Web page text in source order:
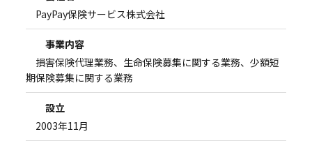
PayPay保険サービス株式会社
事業内容
損害保険代理業務、生命保険募集に関する業務、少額短
期保険募集に関する業務
設立
2003年11月